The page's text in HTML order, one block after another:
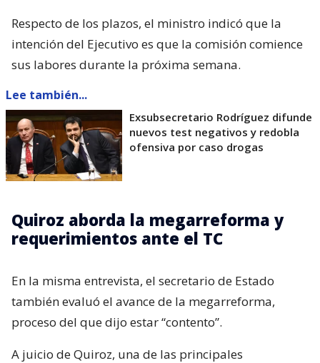
Respecto de los plazos, el ministro indicó que la
intención del Ejecutivo es que la comisión comience
sus labores durante la próxima semana.
Lee también...
Exsubsecretario Rodríguez difunde
nuevos test negativos y redobla
ofensiva por caso drogas
Quiroz aborda la megarreforma y
requerimientos ante el TC
En la misma entrevista, el secretario de Estado
también evaluó el avance de la megarreforma,
proceso del que dijo estar “contento”.
A juicio de Quiroz, una de las principales